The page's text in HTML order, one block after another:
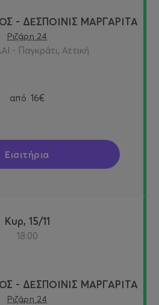
- ΔΕΣΠΟΙΝΙΣ ΜΑΡΓΑΡΙΤΑ
Ριζάρη 24
- Παγκράτι, Αττική
από 16€
Εισιτήρια
Κυρ, 15/11
18:00
- ΔΕΣΠΟΙΝΙΣ ΜΑΡΓΑΡΙΤΑ
Ριζάρη 24